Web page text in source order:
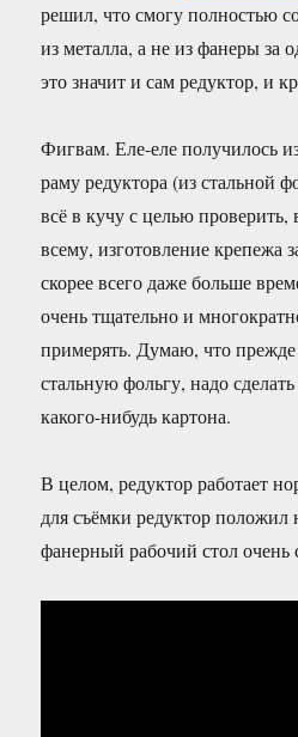
решил, что смогу полностью
из металла, а не из фанеры
это значит и сам редуктор, и
Фигвам. Еле-еле получилось
раму редуктора (из стальной
всё в кучу с целью
всему, изготовление крепежа
скорее всего даже больше
очень тщательно и
примерять. Думаю, что прежде
стальную фольгу, надо
какого-нибудь картона.
В целом, редуктор работает
для съёмки редуктор положил
фанерный рабочий стол очень